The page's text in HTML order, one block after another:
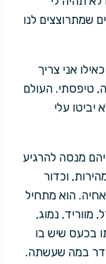
שמתרוצצים לנו
אני צריך
טיפסתי. העולם
יביטו עלי
מנסה להרגיע
וכדור
הוא מתחיל
נמוג,
בכעס שיש בו
במה שעשתה.